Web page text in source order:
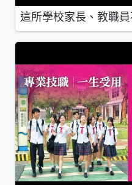
這所學校家長、教職